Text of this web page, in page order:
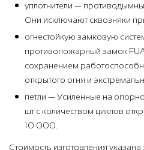
уплотнители —
Они исключают сквозняки
огнестойкую замковую
противопожарный замок
сохранением
открытого огня и
петли — Усиленные на
шт с количеством циклов
10 000.
Стоимость изготовления